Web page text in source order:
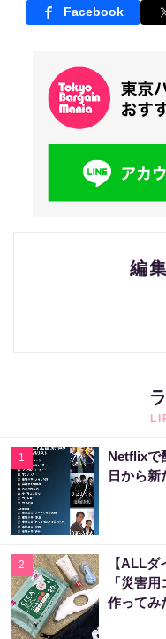
Facebook
編
1
Netflixで
日から
2
【ALL
「災害
作ってみ